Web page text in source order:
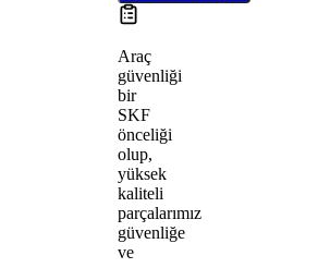
Araç
güvenliği
bir
SKF
önceliği
olup,
yüksek
kaliteli
parçalarımız
güvenliğe
ve